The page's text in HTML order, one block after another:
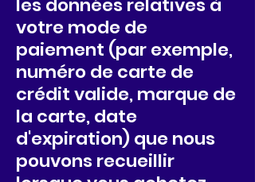
les données relatives à
votre mode de
paiement (par exemple,
numéro de carte de
crédit valide, marque de
la carte, date
d'expiration) que nous
pouvons recueillir